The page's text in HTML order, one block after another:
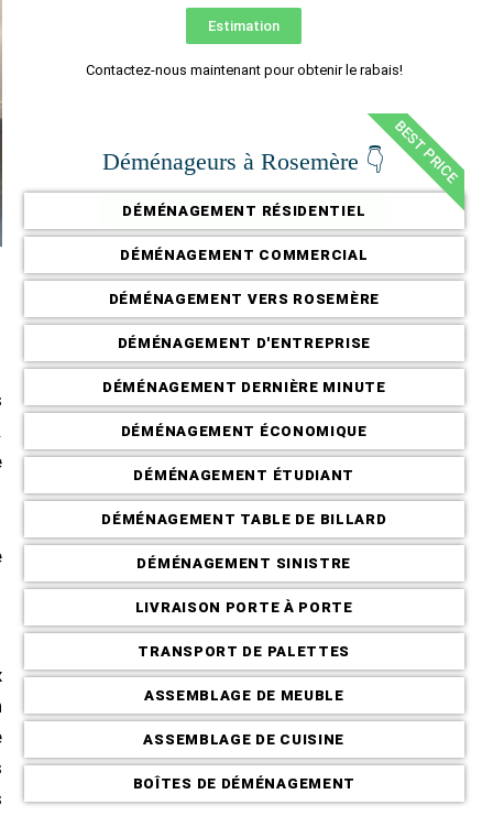
Estimation
Contactez-nous maintenant pour obtenir le rabais!
BEST PRICE
Déménageurs à Rosemère 👇
DÉMÉNAGEMENT RÉSIDENTIEL
DÉMÉNAGEMENT COMMERCIAL
DÉMÉNAGEMENT VERS ROSEMÈRE
DÉMÉNAGEMENT D'ENTREPRISE
DÉMÉNAGEMENT DERNIÈRE MINUTE
DÉMÉNAGEMENT ÉCONOMIQUE
DÉMÉNAGEMENT ÉTUDIANT
DÉMÉNAGEMENT TABLE DE BILLARD
DÉMÉNAGEMENT SINISTRE
LIVRAISON PORTE À PORTE
TRANSPORT DE PALETTES
ASSEMBLAGE DE MEUBLE
ASSEMBLAGE DE CUISINE
BOÎTES DE DÉMÉNAGEMENT